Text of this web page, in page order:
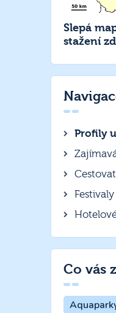
Slepá
stažení
Profily
Co vás